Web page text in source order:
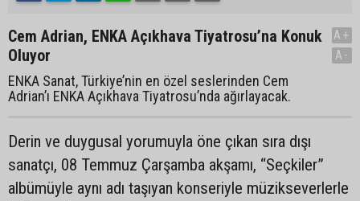
Cem Adrian, ENKA Açıkhava Tiyatrosu’na Konuk
Oluyor
ENKA Sanat, Türkiye’nin en özel seslerinden Cem
Adrian’ı ENKA Açıkhava Tiyatrosu’nda ağırlayacak.
A+
A-
Derin ve duygusal yorumuyla öne çıkan sıra dışı
sanatçı, 08 Temmuz Çarşamba akşamı, “Seçkiler”
albümüyle aynı adı taşıyan konseriyle müzikseverlerle